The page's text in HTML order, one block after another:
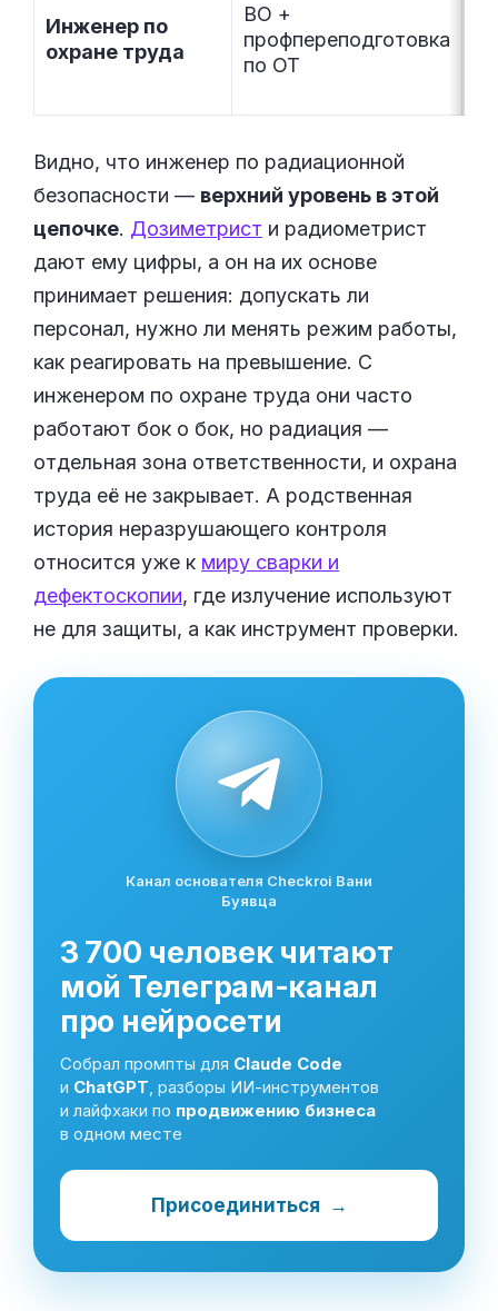
Инженер по
охране труда
ВО +
профпереподготовка
по ОТ
Видно, что инженер по радиационной
безопасности — верхний уровень в этой
цепочке. Дозиметрист и радиометрист
дают ему цифры, а он на их основе
принимает решения: допускать ли
персонал, нужно ли менять режим работы,
как реагировать на превышение. С
инженером по охране труда они часто
работают бок о бок, но радиация —
отдельная зона ответственности, и охрана
труда её не закрывает. А родственная
история неразрушающего контроля
относится уже к миру сварки и
дефектоскопии, где излучение используют
не для защиты, а как инструмент проверки.
Канал основателя Checkroi Вани
Буявца
3 700 человек читают
мой Телеграм-канал
про нейросети
Собрал промпты для Claude Code
и ChatGPT , разборы ИИ-инструментов
и лайфхаки по продвижению бизнеса
в одном месте
Присоединиться →